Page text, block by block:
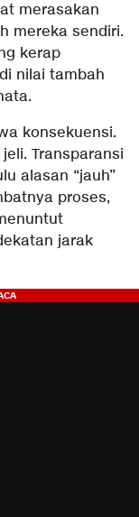
merasakan
mereka sendiri.
kerap
nilai tambah
konsekuensi.
Transparansi
alasan “jauh”
proses,
jarak